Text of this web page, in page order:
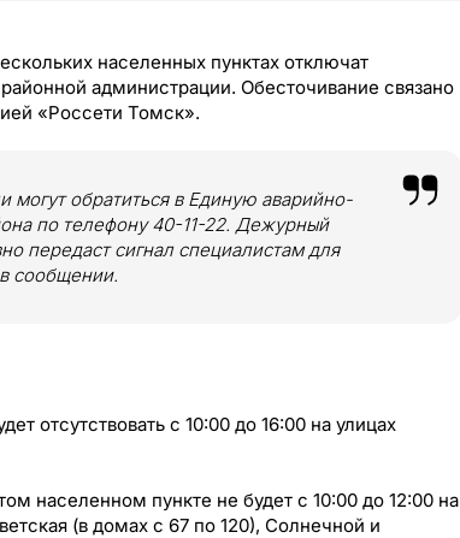
населенных пунктах отключат
администрации. Обесточивание связано
«Россети Томск».
могут обратиться в Единую аварийно-
по телефону 40-11-22. Дежурный
передаст сигнал специалистам для
сообщении.
отсутствовать с 10:00 до 16:00 на улицах
населенном пункте не будет с 10:00 до 12:00 на
(в домах с 67 по 120), Солнечной и